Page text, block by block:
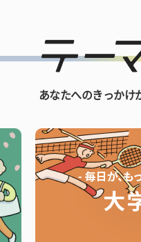
あなたへのきっかけ